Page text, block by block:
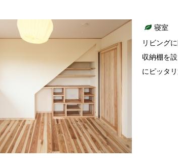
寝室
リビング
収納棚を
にピッタ